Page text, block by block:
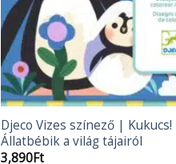
Djeco Vizes színező | Kukucs!
Állatbébik a világ tájairól
3,890Ft